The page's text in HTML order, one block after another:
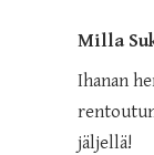
Milla
Ihanan
jäljellä!